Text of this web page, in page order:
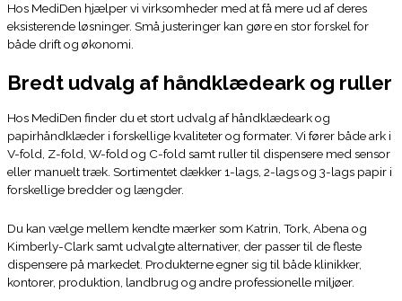
Hos MediDen hjælper vi virksomheder med at få mere ud af deres
eksisterende løsninger. Små justeringer kan gøre en stor forskel for
både drift og økonomi.
Bredt udvalg af håndklædeark og ruller
Hos MediDen finder du et stort udvalg af håndklædeark og
papirhåndklæder i forskellige kvaliteter og formater. Vi fører både ark i
V-fold, Z-fold, W-fold og C-fold samt ruller til dispensere med sensor
eller manuelt træk. Sortimentet dækker 1-lags, 2-lags og 3-lags papir i
forskellige bredder og længder.
Du kan vælge mellem kendte mærker som Katrin, Tork, Abena og
Kimberly-Clark samt udvalgte alternativer, der passer til de fleste
dispensere på markedet. Produkterne egner sig til både klinikker,
kontorer, produktion, landbrug og andre professionelle miljøer.